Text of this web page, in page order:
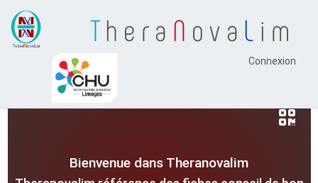
Thera N ova L im
Connexion
Bienvenue dans Theranovalim